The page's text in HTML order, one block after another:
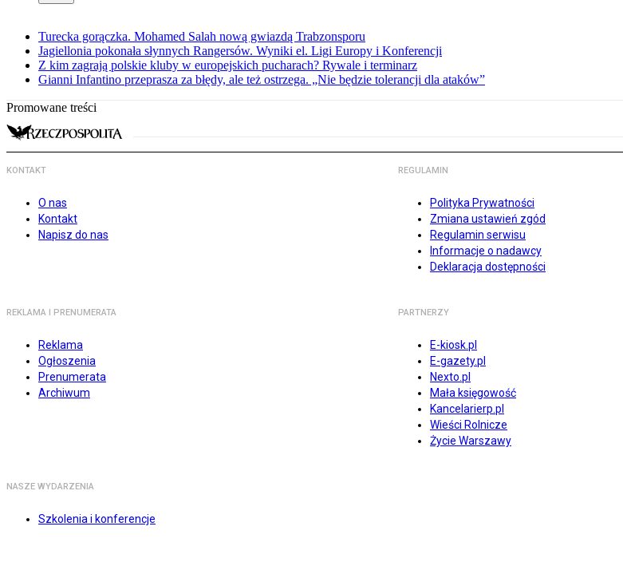
Turecka gorączka. Mohamed Salah nową gwiazdą Trabzonsporu
Jagiellonia pokonała słynnych Rangersów. Wyniki el. Ligi Europy i Konferencji
Z kim zagrają polskie kluby w europejskich pucharach? Rywale i terminarz
Gianni Infantino przeprasza za błędy, ale też ostrzega. „Nie będzie tolerancji dla ataków”
Promowane treści
KONTAKT
O nas
Kontakt
Napisz do nas
REGULAMIN
Polityka Prywatności
Zmiana ustawień zgód
Regulamin serwisu
Informacje o nadawcy
Deklaracja dostępności
REKLAMA I PRENUMERATA
Reklama
Ogłoszenia
Prenumerata
Archiwum
PARTNERZY
E-kiosk.pl
E-gazety.pl
Nexto.pl
Mała księgowość
Kancelarierp.pl
Wieści Rolnicze
Życie Warszawy
NASZE WYDARZENIA
Szkolenia i konferencje